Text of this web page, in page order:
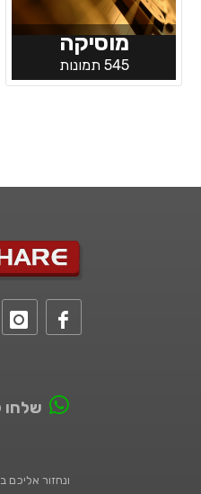
מוסיקה
545 תמונות
שלחו
ונחזור